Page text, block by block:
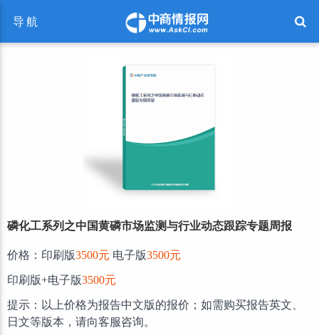
导航
磷化工系列之中国黄磷市场监测与行业动态跟踪专题周报
价格：印刷版3500元 电子版3500元
印刷版+电子版3500元
提示：以上价格为报告中文版的报价；如需购买报告英文、
日文等版本，请向客服咨询。